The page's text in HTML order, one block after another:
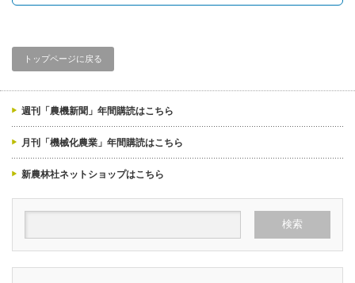
トップページに戻る
週刊「農機新聞」年間購読はこちら
月刊「機械化農業」年間購読はこちら
新農林社ネットショップはこちら